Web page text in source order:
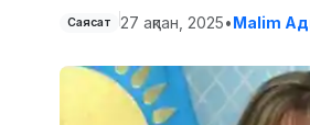
Саясат 27 ақпан, 2025•Malim